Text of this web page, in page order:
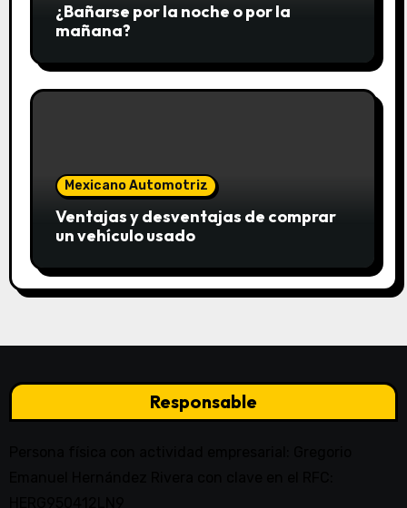
¿Bañarse por la noche o por la
mañana?
Mexicano Automotriz
Ventajas y desventajas de comprar
un vehículo usado
Responsable